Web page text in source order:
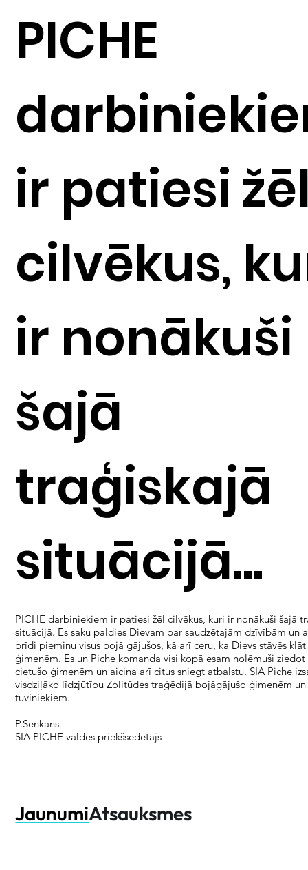
PICHE
ir patiesi
cilvēkus,
ir nonākuši
šajā
traģiskajā
situācijā...
PICHE darbiniekiem ir patiesi žēl cilvēkus, kuri ir nonākuši šajā
situācijā. Es saku paldies Dievam par saudzētajām dzīvībām un
brīdi pieminu visus bojā gājušos, kā arī ceru, ka Dievs stāvēs
ģimenēm. Es un Piche komanda visi kopā esam nolēmuši ziedot
cietušo ģimenēm un aicina arī citus sniegt atbalstu. SIA Piche
visdziļāko līdzjūtību Zolitūdes traģēdijā bojāgājušo ģimenēm un
tuviniekiem.
P.Senkāns
SIA PICHE valdes priekšsēdētājs
JaunumiAtsauksmes